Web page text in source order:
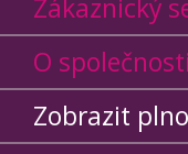
Zákaznický
O společnosti
Zobrazit